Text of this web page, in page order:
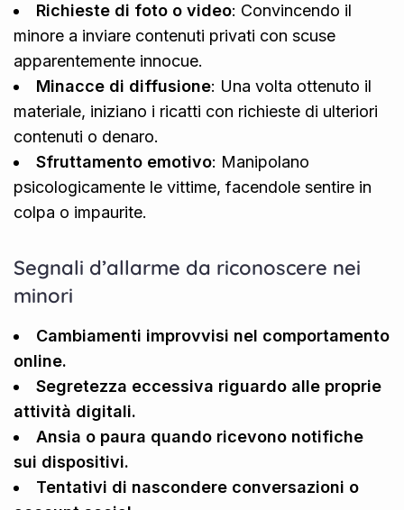
Richieste di foto o video: Convincendo il
minore a inviare contenuti privati con scuse
apparentemente innocue.
Minacce di diffusione: Una volta ottenuto il
materiale, iniziano i ricatti con richieste di ulteriori
contenuti o denaro.
Sfruttamento emotivo: Manipolano
psicologicamente le vittime, facendole sentire in
colpa o impaurite.
Segnali d’allarme da riconoscere nei
minori
Cambiamenti improvvisi nel comportamento
online.
Segretezza eccessiva riguardo alle proprie
attività digitali.
Ansia o paura quando ricevono notifiche
sui dispositivi.
Tentativi di nascondere conversazioni o